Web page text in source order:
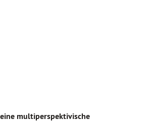
multiperspektivische